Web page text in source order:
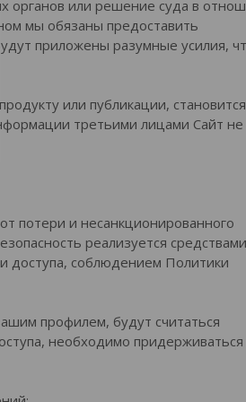
органов или решение суда в
мы обязаны предоставить
приложены разумные усилия,
или публикации, становится
третьими лицами Сайт не
потери и несанкционированного
реализуется средствами
доступа, соблюдением Политики
профилем, будут считаться
необходимо придерживаться